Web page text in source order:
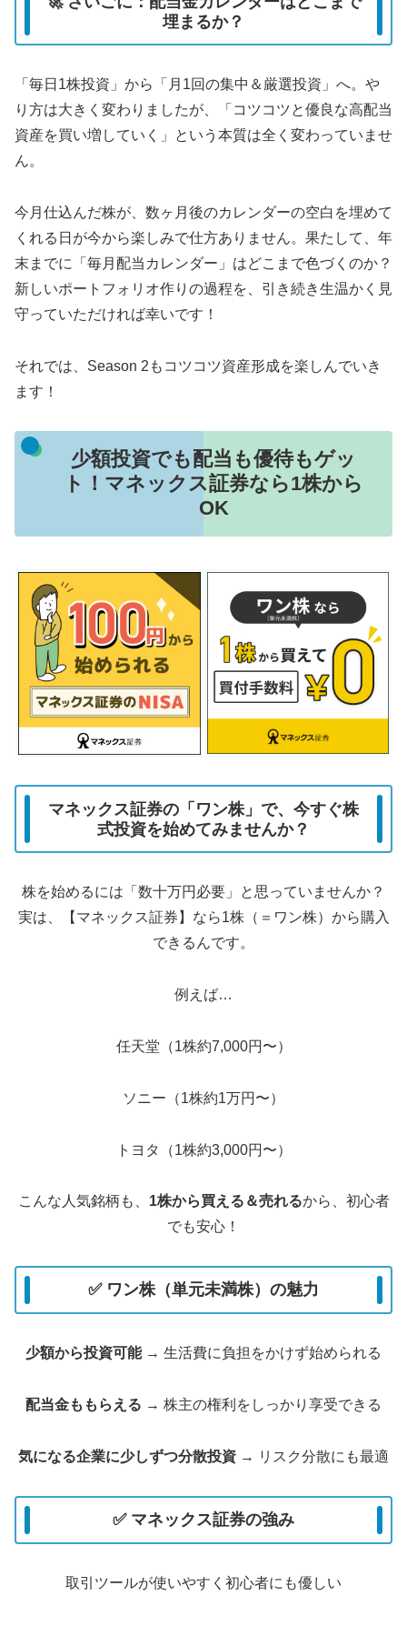
埋まるか？
「毎日1株投資」から「月1回の集中＆厳選投資」へ。や
り方は大きく変わりましたが、「コツコツと優良な高配当
資産を買い増していく」という本質は全く変わっていませ
ん。
今月仕込んだ株が、数ヶ月後のカレンダーの空白を埋めて
くれる日が今から楽しみで仕方ありません。果たして、年
末までに「毎月配当カレンダー」はどこまで色づくのか？
新しいポートフォリオ作りの過程を、引き続き生温かく見
守っていただければ幸いです！
それでは、Season 2もコツコツ資産形成を楽しんでいき
ます！
少額投資でも配当も優待もゲッ
ト！マネックス証券なら1株から
OK
マネックス証券の「ワン株」で、今すぐ株
式投資を始めてみませんか？
株を始めるには「数十万円必要」と思っていませんか？
実は、【マネックス証券】なら1株（＝ワン株）から購入
できるんです。
例えば…
任天堂（1株約7,000円〜）
ソニー（1株約1万円〜）
トヨタ（1株約3,000円〜）
こんな人気銘柄も、 1株から買える＆売れるから、初心者
でも安心！
✅ ワン株（単元未満株）の魅力
少額から投資可能→ 生活費に負担をかけず始められる
配当金ももらえる → 株主の権利をしっかり享受できる
気になる企業に少しずつ分散投資 → リスク分散にも最適
✅ マネックス証券の強み
取引ツールが使いやすく初心者にも優しい